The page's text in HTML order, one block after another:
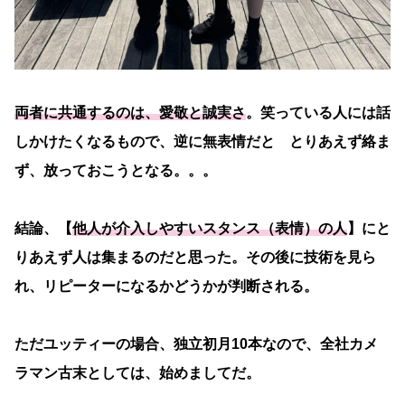
両者に共通するのは、愛敬と誠実さ。笑っている人には話
しかけたくなるもので、逆に無表情だと とりあえず絡ま
ず、放っておこうとなる。。。
結論、【他人が介入しやすいスタンス（表情）の人】にと
りあえず人は集まるのだと思った。その後に技術を見ら
れ、リピーターになるかどうかが判断される。
ただユッティーの場合、独立初月10本なので、全社カメ
ラマン古末としては、始めましてだ。